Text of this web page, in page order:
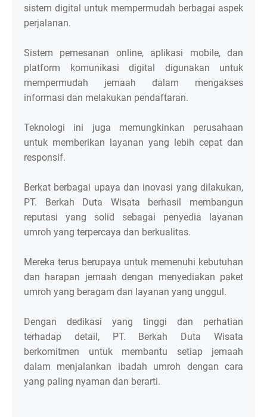
sistem digital untuk mempermudah berbagai aspek
perjalanan.
Sistem pemesanan online, aplikasi mobile, dan
platform komunikasi digital digunakan untuk
mempermudah jemaah dalam mengakses
informasi dan melakukan pendaftaran.
Teknologi ini juga memungkinkan perusahaan
untuk memberikan layanan yang lebih cepat dan
responsif.
Berkat berbagai upaya dan inovasi yang dilakukan,
PT. Berkah Duta Wisata berhasil membangun
reputasi yang solid sebagai penyedia layanan
umroh yang terpercaya dan berkualitas.
Mereka terus berupaya untuk memenuhi kebutuhan
dan harapan jemaah dengan menyediakan paket
umroh yang beragam dan layanan yang unggul.
Dengan dedikasi yang tinggi dan perhatian
terhadap detail, PT. Berkah Duta Wisata
berkomitmen untuk membantu setiap jemaah
dalam menjalankan ibadah umroh dengan cara
yang paling nyaman dan berarti.